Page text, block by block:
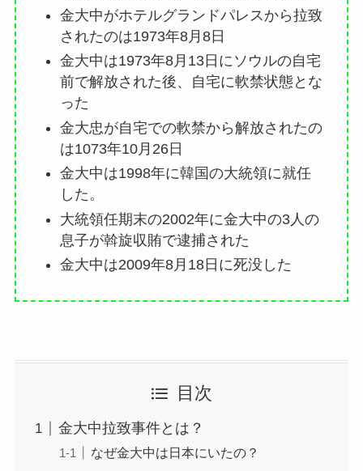
金大中がホテルグランドパレスから拉致
されたのは1973年8月8日
金大中は1973年8月13日にソウルの自宅
前で解放された後、自宅に軟禁状態とな
った
金大忠が自宅での軟禁から解放されたの
は1073年10月26日
金大中は1998年に韓国の大統領に就任
した。
大統領任期末の2002年に金大中の3人の
息子が斡旋収賄で逮捕された
金大中は2009年8月18日に死没した
目次
金大中拉致事件とは？
なぜ金大中は日本にいたの？